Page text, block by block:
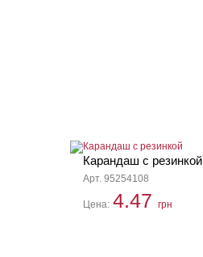
Карандаш с резинкой
Арт. 95254108
Цена: 4.47 грн